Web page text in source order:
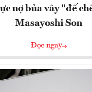
nợ bủa vây "đế
Masayoshi Son
Đọc ngay